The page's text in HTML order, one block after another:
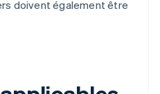
doivent également être